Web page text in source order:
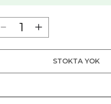
STOKTA YOK